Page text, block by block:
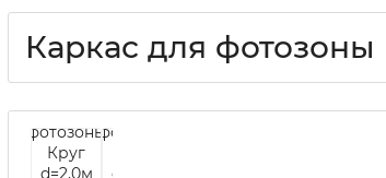
Каркас для